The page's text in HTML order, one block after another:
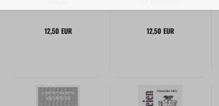
12,50 EUR 12,50 EUR